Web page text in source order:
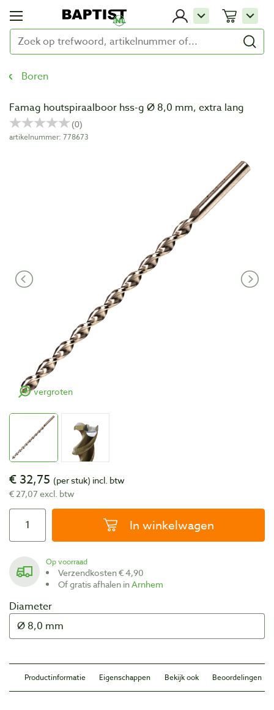
Boren
Famag houtspiraalboor hss-g Ø 8,0 mm, extra lang
artikelnummer: 778673
vergroten
€ 32,75 (per stuk) incl. btw
€ 27,07 excl. btw
In winkelwagen
Op voorraad
Verzendkosten € 4,90
Of gratis afhalen inArnhem
Diameter
Productinformatie Eigenschappen Bekijk ook Beoordelingen